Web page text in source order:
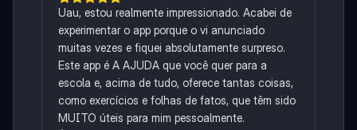
Uau, estou realmente impressionado. Acabei de
experimentar o app porque o vi anunciado
muitas vezes e fiquei absolutamente surpreso.
Este app é A AJUDA que você quer para a
escola e, acima de tudo, oferece tantas coisas,
como exercícios e folhas de fatos, que têm sido
MUITO úteis para mim pessoalmente.